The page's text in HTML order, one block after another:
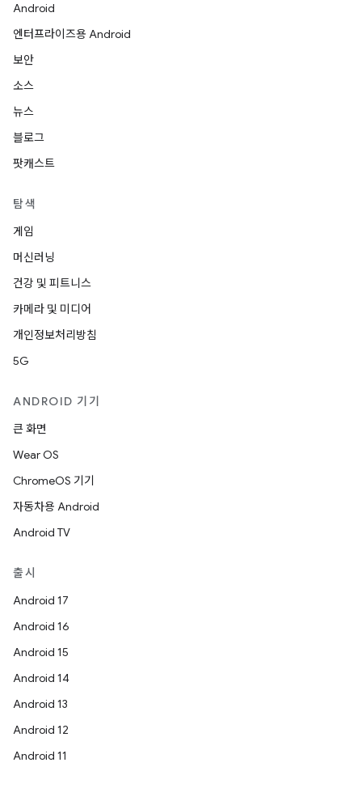
Android
엔터프라이즈용 Android
보안
소스
뉴스
블로그
팟캐스트
탐색
게임
머신러닝
건강 및 피트니스
카메라 및 미디어
개인정보처리방침
5G
ANDROID 기기
큰 화면
Wear OS
ChromeOS 기기
자동차용 Android
Android TV
출시
Android 17
Android 16
Android 15
Android 14
Android 13
Android 12
Android 11